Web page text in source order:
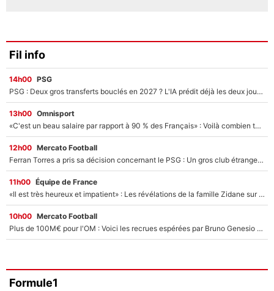
Fil info
14h00 PSG
PSG : Deux gros transferts bouclés en 2027 ? L'IA prédit déjà les deux joueurs qui pourraient rejoindre Luis Enrique !
13h00 Omnisport
«C'est un beau salaire par rapport à 90 % des Français» : Voilà combien touchait Nelson Monfort sur France Télévisions avant de rejoindre CNews
12h00 Mercato Football
Ferran Torres a pris sa décision concernant le PSG : Un gros club étranger prêt à relancer le feuilleton pour la signature du champion du monde 2026 !
11h00 Équipe de France
«Il est très heureux et impatient» : Les révélations de la famille Zidane sur sa prise de pouvoir en équipe de France !
10h00 Mercato Football
Plus de 100M€ pour l'OM : Voici les recrues espérées par Bruno Genesio et Grégory Lorenzi après l’opération dégraissage
Formule1